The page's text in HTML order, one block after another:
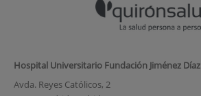
Hospital Universitario Fundación Jiménez Díaz
Avda. Reyes Católicos, 2